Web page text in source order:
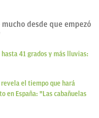
desde que empezó
41 grados y más lluvias:
revela el tiempo que hará
en España: "Las cabañuelas